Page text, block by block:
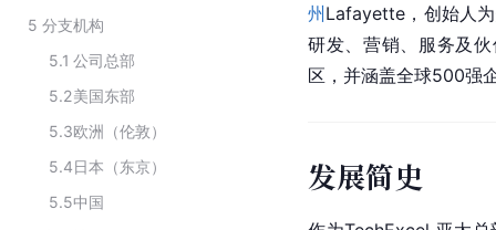
5 分支机构
5.1 公司总部
5.2美国东部
5.3欧洲（伦敦）
5.4日本（东京）
5.5中国
州Lafayette，创始人
研发、营销、服务及
区，并涵盖全球500强
发展简史